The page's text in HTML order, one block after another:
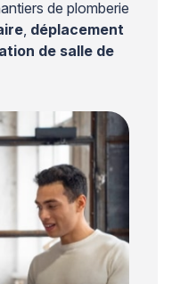
de plomberie
, déplacement
de salle de